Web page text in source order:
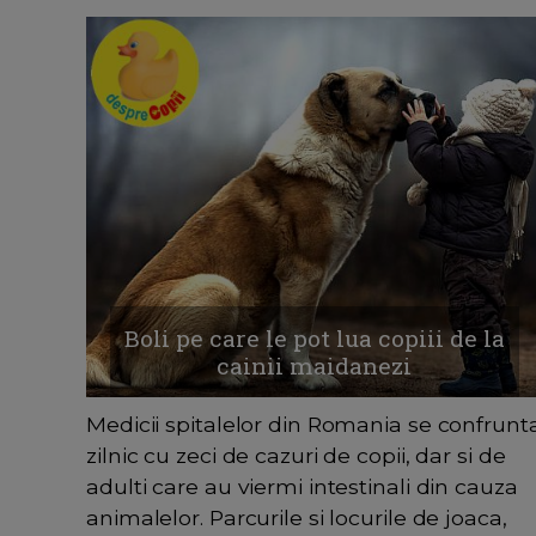
Boli pe care le pot lua copiii de la
cainii maidanezi
Medicii spitalelor din Romania se
zilnic cu zeci de cazuri de copii, dar si de
adulti care au viermi intestinali din cauza
animalelor. Parcurile si locurile de joaca,